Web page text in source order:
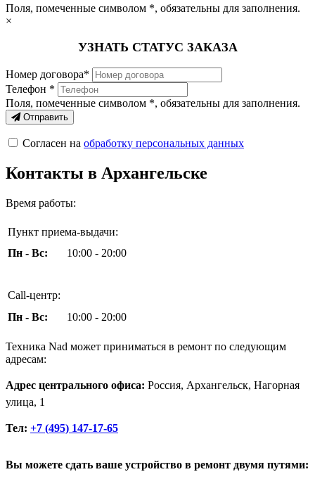
Поля, помеченные символом *, обязательны для заполнения.
×
УЗНАТЬ СТАТУС ЗАКАЗА
Номер договора*
Телефон *
Поля, помеченные символом *, обязательны для заполнения.
Отправить
Согласен на обработку персональных данных
Контакты в Архангельске
Время работы:
Пункт приема-выдачи:
Пн - Вс:
10:00 - 20:00
Call-центр:
Пн - Вс:
10:00 - 20:00
Техника Nad может приниматься в ремонт по следующим
адресам:
Адрес центрального офиса: Россия, Архангельск, Нагорная
улица, 1
Тел: +7 (495) 147-17-65
Вы можете сдать ваше устройство в ремонт двумя путями: